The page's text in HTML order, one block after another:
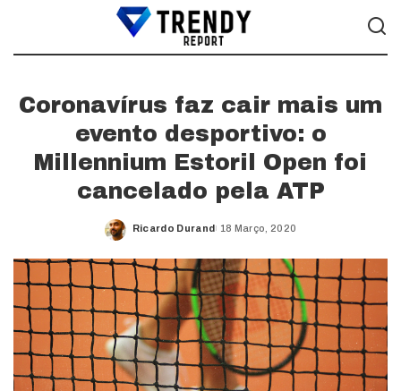
Coronavírus faz cair mais um
evento desportivo: o
Millennium Estoril Open foi
cancelado pela ATP
Posted
Ricardo Durand 18 Março, 2020